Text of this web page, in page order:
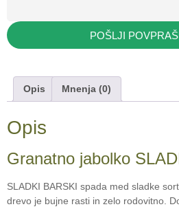
POŠLJI
Opis Mnenja (0)
Opis
Granatno jabolko
SLADKI BARSKI spada med sladke
drevo je bujne rasti in zelo rodovitno.